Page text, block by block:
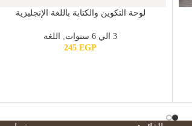
لوحة التكوين والكتابة باللغة الإنجليزية
3 الي 6 سنوات ,
اللغة
245 EGP